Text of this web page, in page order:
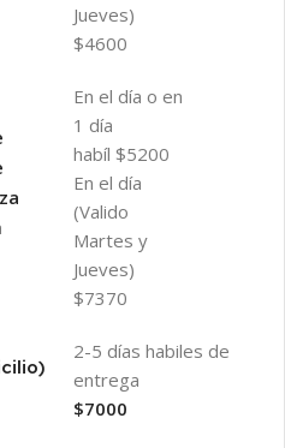
Jueves)
$4600
En el día o en
1 día
habíl $5200
En el día
(Valido
Martes y
Jueves)
$7370
2-5 días habiles de
entrega
$7000